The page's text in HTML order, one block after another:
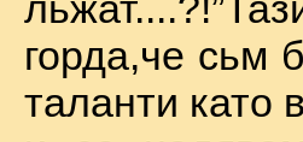
горда,че сьм
таланти като